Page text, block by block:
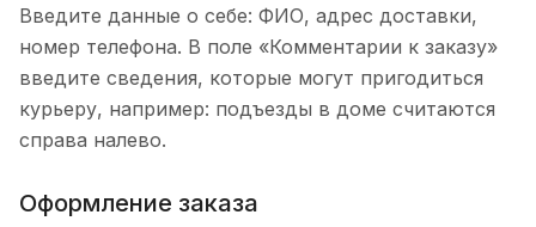
Введите данные о себе: ФИО, адрес доставки,
номер телефона. В поле «Комментарии к заказу»
введите сведения, которые могут пригодиться
курьеру, например: подъезды в доме считаются
справа налево.
Оформление заказа